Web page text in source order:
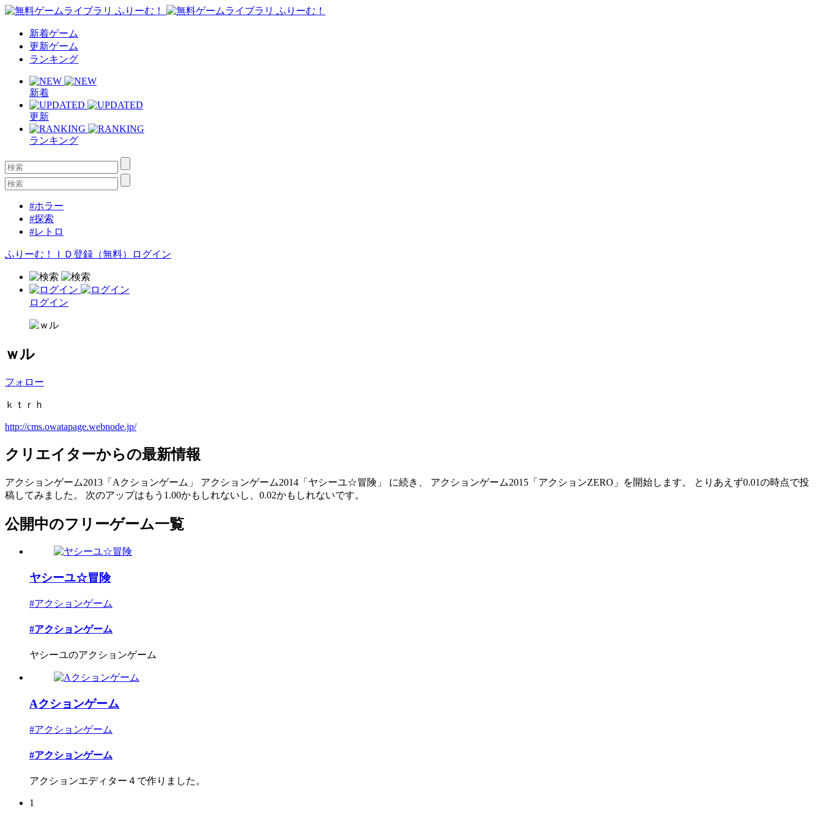
新着ゲーム
更新ゲーム
ランキング
新着
更新
ランキング
#ホラー
#探索
#レトロ
ふりーむ！ＩＤ登録（無料） ログイン
ログイン
ｗル
フォロー
ｋｔｒｈ
http://cms.owatapage.webnode.jp/
クリエイターからの最新情報
アクションゲーム2013「Aクションゲーム」 アクションゲーム2014「ヤシーユ☆冒険」 に続き、 アクションゲーム2015「アクションZERO」を開始します。 とりあえず0.01の時点で投
稿してみました。 次のアップはもう1.00かもしれないし、0.02かもしれないです。
公開中のフリーゲーム一覧
ヤシーユ☆冒険
#アクションゲーム
#アクションゲーム
ヤシーユのアクションゲーム
Aクションゲーム
#アクションゲーム
#アクションゲーム
アクションエディター４で作りました。
1